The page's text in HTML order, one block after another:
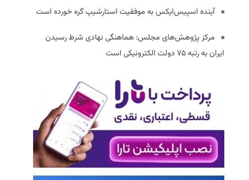
آینده اسپیس‌ایکس به موفقیت استارشیپ گره خورده است
مرکز پژوهش‌های مجلس: هماهنگی نهادی شرط رسیدن
ایران به رتبه ۷۵ دولت الکترونیکی است